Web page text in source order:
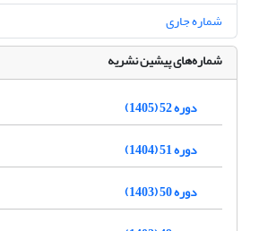
شماره جاری
شماره‌های پیشین نشریه
دوره 52 (1405)
دوره 51 (1404)
دوره 50 (1403)